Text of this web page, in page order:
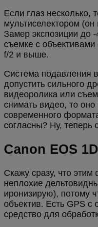
Если глаз несколько,
мультиселектором
Замер экспозиции до
съемке с
f/2 и выше.
Система подавления
допустить сильного
видеоролика или
снимать видео, то оно
современного
согласны? Ну,
Canon EOS
Скажу сразу, что
неплохие
иронизирую), потому
объектив. Есть GPS с
средство для